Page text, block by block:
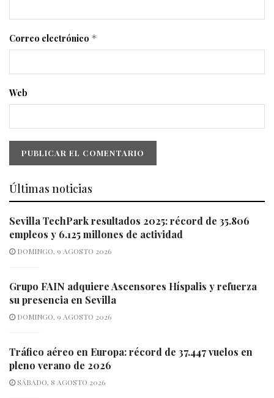
Correo electrónico *
Web
Últimas noticias
Sevilla TechPark resultados 2025: récord de 35.806
empleos y 6.125 millones de actividad
DOMINGO, 9 AGOSTO 2026
Grupo FAIN adquiere Ascensores Híspalis y refuerza
su presencia en Sevilla
DOMINGO, 9 AGOSTO 2026
Tráfico aéreo en Europa: récord de 37.447 vuelos en
pleno verano de 2026
SÁBADO, 8 AGOSTO 2026